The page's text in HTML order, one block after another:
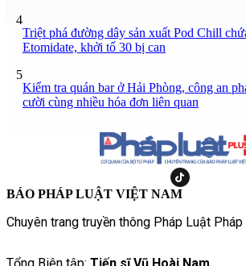
4
Triệt phá đường dây sản xuất Pod Chill
Etomidate, khởi tố 30 bị can
5
Kiểm tra quán bar ở Hải Phòng, công an
cười cùng nhiều hóa đơn liên quan
BÁO PHÁP LUẬT VIỆT NAM
Chuyên trang truyền thông Pháp Luật